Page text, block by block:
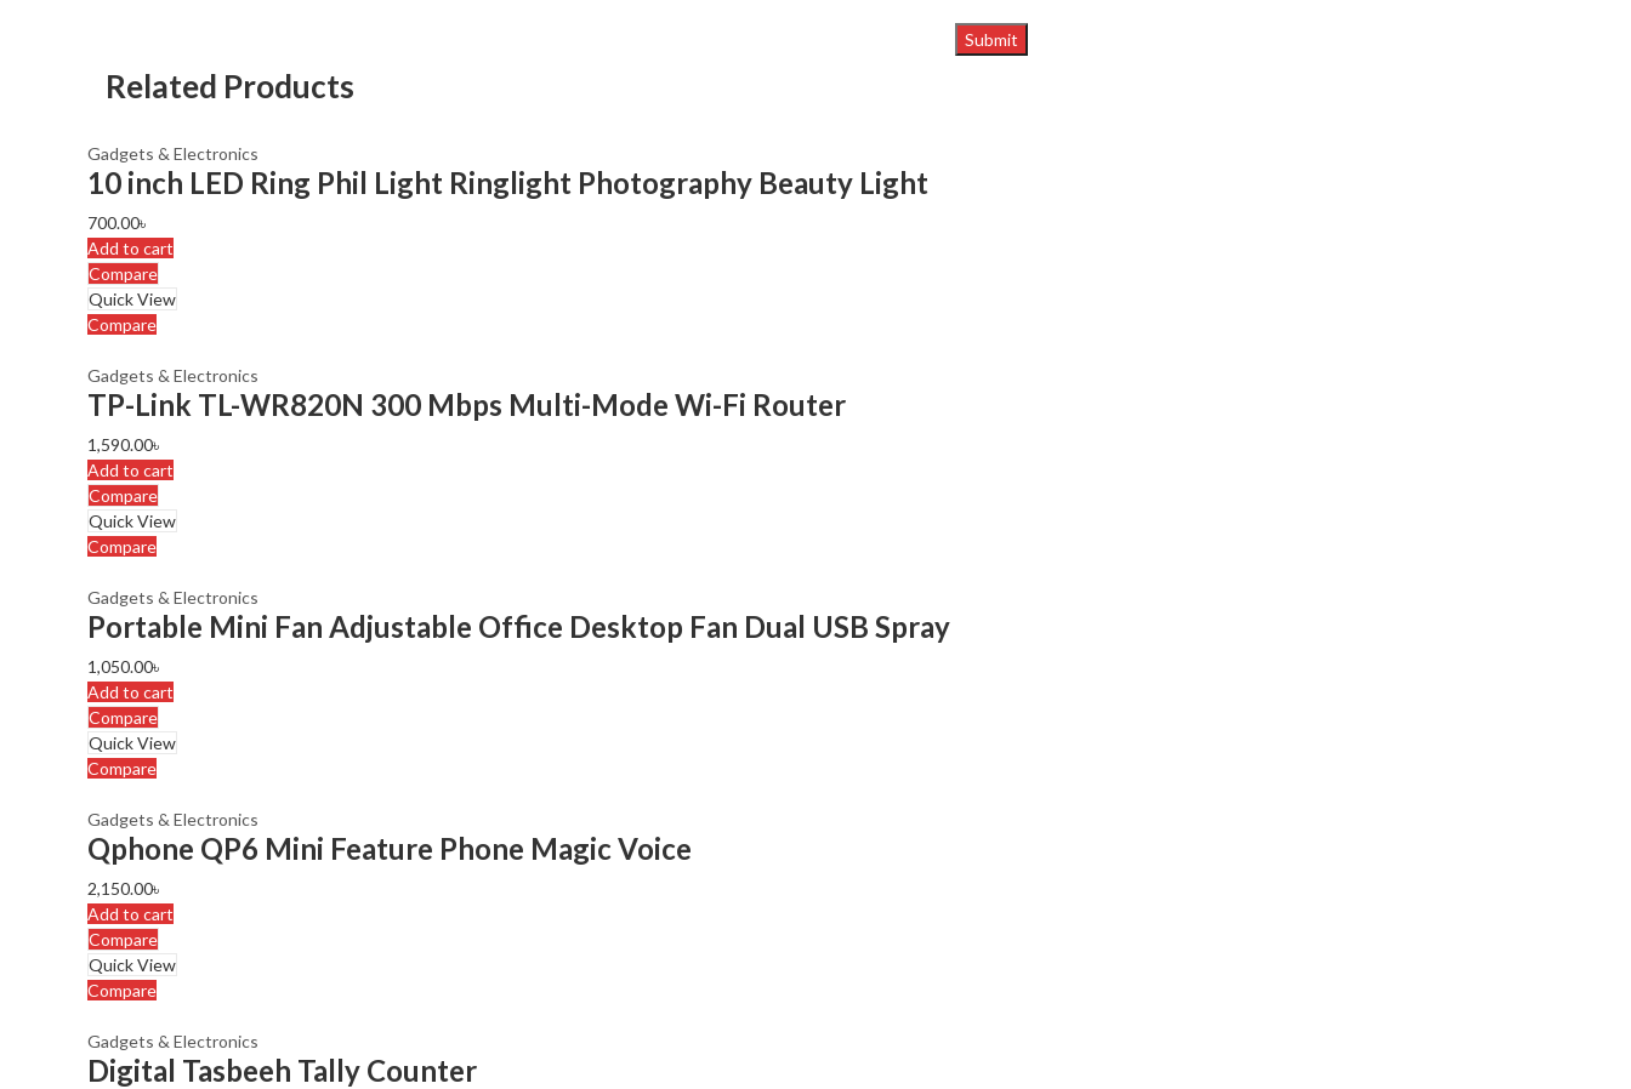
Related Products
Gadgets & Electronics
10 inch LED Ring Phil Light Ringlight Photography Beauty Light
700.00৳
Add to cart
Compare
Quick View
Compare
Gadgets & Electronics
TP-Link TL-WR820N 300 Mbps Multi-Mode Wi-Fi Router
1,590.00৳
Add to cart
Compare
Quick View
Compare
Gadgets & Electronics
Portable Mini Fan Adjustable Office Desktop Fan Dual USB Spray
1,050.00৳
Add to cart
Compare
Quick View
Compare
Gadgets & Electronics
Qphone QP6 Mini Feature Phone Magic Voice
2,150.00৳
Add to cart
Compare
Quick View
Compare
Gadgets & Electronics
Digital Tasbeeh Tally Counter